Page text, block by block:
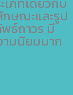
ษณะและรูป
ธ์ถาวร มี
มนิยมมาก